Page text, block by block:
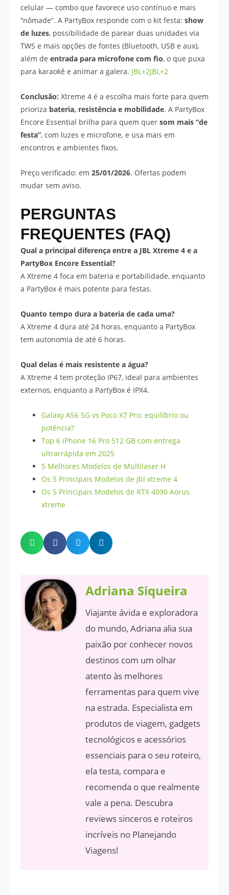
celular — combo que favorece uso contínuo e mais
“nômade”. A PartyBox responde com o kit festa: show
de luzes, possibilidade de parear duas unidades via
TWS e mais opções de fontes (Bluetooth, USB e aux),
além de entrada para microfone com fio, o que puxa
para karaokê e animar a galera. JBL+2JBL+2
Conclusão: Xtreme 4 é a escolha mais forte para quem
prioriza bateria, resistência e mobilidade. A PartyBox
Encore Essential brilha para quem quer som mais “de
festa”, com luzes e microfone, e usa mais em
encontros e ambientes fixos.
Preço verificado: em 25/01/2026. Ofertas podem
mudar sem aviso.
PERGUNTAS
FREQUENTES (FAQ)
Qual a principal diferença entre a JBL Xtreme 4 e a
PartyBox Encore Essential?
A Xtreme 4 foca em bateria e portabilidade, enquanto
a PartyBox é mais potente para festas.
Quanto tempo dura a bateria de cada uma?
A Xtreme 4 dura até 24 horas, enquanto a PartyBox
tem autonomia de até 6 horas.
Qual delas é mais resistente a água?
A Xtreme 4 tem proteção IP67, ideal para ambientes
externos, enquanto a PartyBox é IPX4.
Galaxy A56 5G vs Poco X7 Pro: equilíbrio ou
potência?
Top 6 iPhone 16 Pro 512 GB com entrega
ultrarrápida em 2025
5 Melhores Modelos de Multilaser H
Os 5 Principais Modelos de jbl xtreme 4
Os 5 Principais Modelos de RTX 4090 Aorus
xtreme
Adriana Siqueira
Viajante ávida e exploradora
do mundo, Adriana alia sua
paixão por conhecer novos
destinos com um olhar
atento às melhores
ferramentas para quem vive
na estrada. Especialista em
produtos de viagem, gadgets
tecnológicos e acessórios
essenciais para o seu roteiro,
ela testa, compara e
recomenda o que realmente
vale a pena. Descubra
reviews sinceros e roteiros
incríveis no Planejando
Viagens!